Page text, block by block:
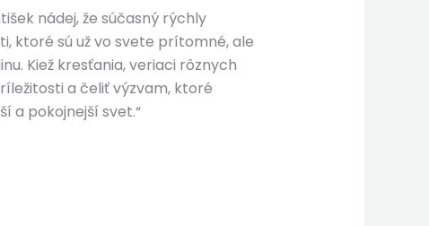
nádej, že súčasný rýchly
ktoré sú už vo svete prítomné, ale
Kiež kresťania, veriaci rôznych
a čeliť výzvam, ktoré
a pokojnejší svet.“